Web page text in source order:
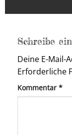
Schreibe
Deine E-Mail-
Erforderliche
Kommentar *